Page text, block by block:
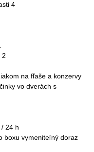
4
2
na fľaše a konzervy
vo dverách s
24 h
boxu vymeniteľný doraz